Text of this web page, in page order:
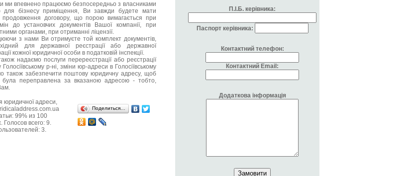
впевнено працюємо безпосередньо з власниками
для бізнесу приміщення, Ви завжди будете мати
продовження договору, що порою вимагається при
до установчих документів Вашої компанії, при
органами, при отриманні ліцензії.
з нами Ви отримуєте той комплект документів,
для державної реєстрації або державної
кожної юридичної особи в податковій інспекції.
послуги перереєстрації або реєстрації
р-ні, зміни юр-адреси в Голосіївському
також забезпечити поштову юридичну адресу, щоб
переправлена за вказаною адресою - тобто,
юридичної адреси,
99% из 100
Голосов всего: 9.
3.
Поделиться…
П.І.Б. керівника:
Паспорт керівника:
Контактний телефон:
Контактний Email:
Додаткова інформація